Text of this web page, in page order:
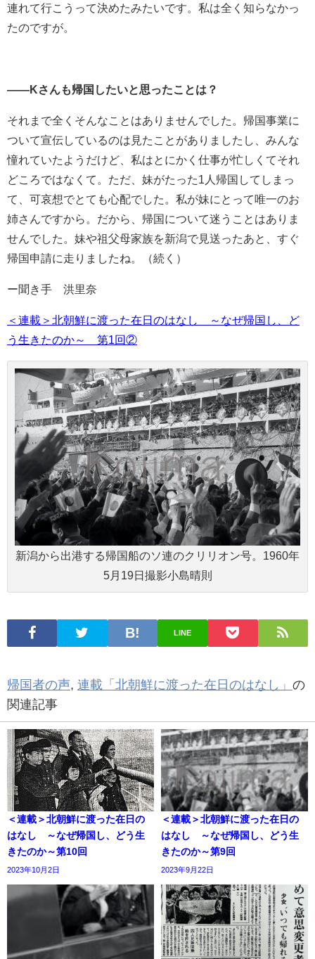
連れて行こうって決めたみたいです。私は全く知らなかっ
たのですが。
――Kさんも帰国したいと思ったことは？
それまで全くそんなことはありませんでした。帰国事業に
ついて宣伝しているのは見たことがありましたし、みんな
憧れていたようだけど、私はとにかく仕事が忙しくてそれ
どころではなくて。ただ、妹がたった1 人帰国してしまっ
て、可哀想でとても心配でした。私が妹にとって唯一のお
姉さんですから。だから、帰国について迷うことはありま
せんでした。妹や祖父母家族を新潟で見送ったあと、すぐ
帰国申請に走りましたね。（続く）
ー聞き手 洪里奈
＜連載＞北朝鮮に渡った在日のはなし ～なぜ帰国し、ど
う生きたのか～ 第1回②
新潟から出港する帰国船のソ連のクリリオン号。1960年
5月19日撮影小島晴則
LINE
帰国者の声 連載「北朝鮮に渡った在日のはなし」 の
関連記事
＜連載＞北朝鮮に渡った在日の
はなし ～なぜ帰国し、どう生
きたのか～第10回
2023年10月2日
＜連載＞北朝鮮に渡った在日の
はなし ～なぜ帰国し、どう生
きたのか～第9回
2023年9月22日